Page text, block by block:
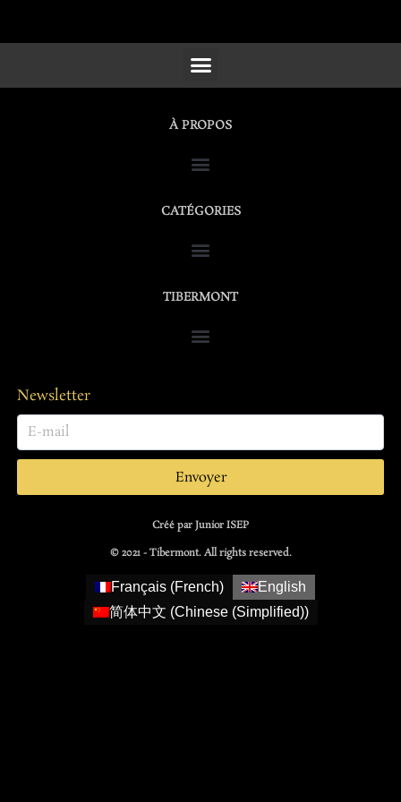
À PROPOS
CATÉGORIES
TIBERMONT
Newsletter
Envoyer
Créé par Junior ISEP
© 2021 - Tibermont. All rights reserved.
Français (French)
English
简体中文 (Chinese (Simplified))